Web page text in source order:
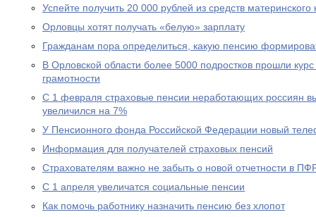
Успейте получить 20 000 рублей из средств материнского
Орловцы хотят получать «белую» зарплату
Гражданам пора определиться, какую пенсию
В Орловской области более 5000 подростков прошли
грамотности
С 1 февраля страховые пенсии неработающих россиян
увеличился на 7%
У Пенсионного фонда Российской Федерации новый
Информация для получателей страховых пенсий
Страхователям важно не забыть о новой отчетности в
С 1 апреля увеличатся социальные пенсии
Как помочь работнику назначить пенсию без хлопот